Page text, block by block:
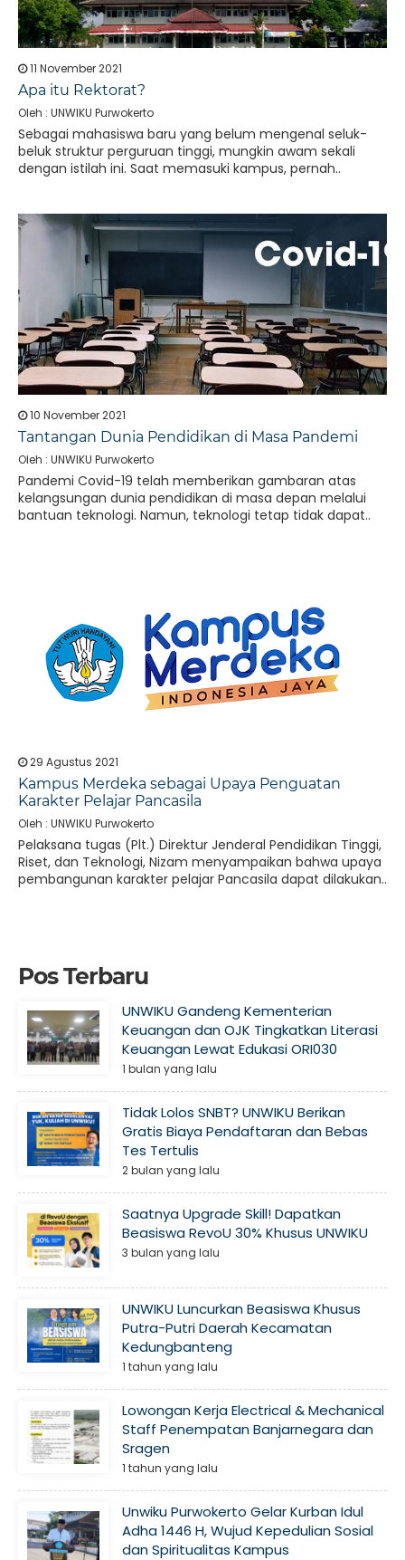
11 November 2021
Apa itu Rektorat?
Oleh : UNWIKU Purwokerto
Sebagai mahasiswa baru yang belum mengenal seluk-
beluk struktur perguruan tinggi, mungkin awam sekali
dengan istilah ini. Saat memasuki kampus, pernah..
10 November 2021
Tantangan Dunia Pendidikan di Masa Pandemi
Oleh : UNWIKU Purwokerto
Pandemi Covid-19 telah memberikan gambaran atas
kelangsungan dunia pendidikan di masa depan melalui
bantuan teknologi. Namun, teknologi tetap tidak dapat..
29 Agustus 2021
Kampus Merdeka sebagai Upaya Penguatan
Karakter Pelajar Pancasila
Oleh : UNWIKU Purwokerto
Pelaksana tugas (Plt.) Direktur Jenderal Pendidikan Tinggi,
Riset, dan Teknologi, Nizam menyampaikan bahwa upaya
pembangunan karakter pelajar Pancasila dapat dilakukan..
Pos Terbaru
UNWIKU Gandeng Kementerian
Keuangan dan OJK Tingkatkan Literasi
Keuangan Lewat Edukasi ORI030
1 bulan yang lalu
Tidak Lolos SNBT? UNWIKU Berikan
Gratis Biaya Pendaftaran dan Bebas
Tes Tertulis
2 bulan yang lalu
Saatnya Upgrade Skill! Dapatkan
Beasiswa RevoU 30% Khusus UNWIKU
3 bulan yang lalu
UNWIKU Luncurkan Beasiswa Khusus
Putra-Putri Daerah Kecamatan
Kedungbanteng
1 tahun yang lalu
Lowongan Kerja Electrical & Mechanical
Staff Penempatan Banjarnegara dan
Sragen
1 tahun yang lalu
Unwiku Purwokerto Gelar Kurban Idul
Adha 1446 H, Wujud Kepedulian Sosial
dan Spiritualitas Kampus